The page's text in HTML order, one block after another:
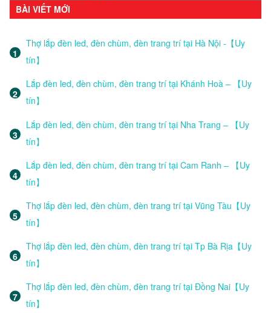
BÀI VIẾT MỚI
Thợ lắp đèn led, đèn chùm, đèn trang trí tại Hà Nội -【Uy
tín】
Lắp đèn led, đèn chùm, đèn trang trí tại Khánh Hoà – 【Uy
tín】
Lắp đèn led, đèn chùm, đèn trang trí tại Nha Trang – 【Uy
tín】
Lắp đèn led, đèn chùm, đèn trang trí tại Cam Ranh – 【Uy
tín】
Thợ lắp đèn led, đèn chùm, đèn trang trí tại Vũng Tàu【Uy
tín】
Thợ lắp đèn led, đèn chùm, đèn trang trí tại Tp Bà Rịa【Uy
tín】
Thợ lắp đèn led, đèn chùm, đèn trang trí tại Đồng Nai【Uy
tín】